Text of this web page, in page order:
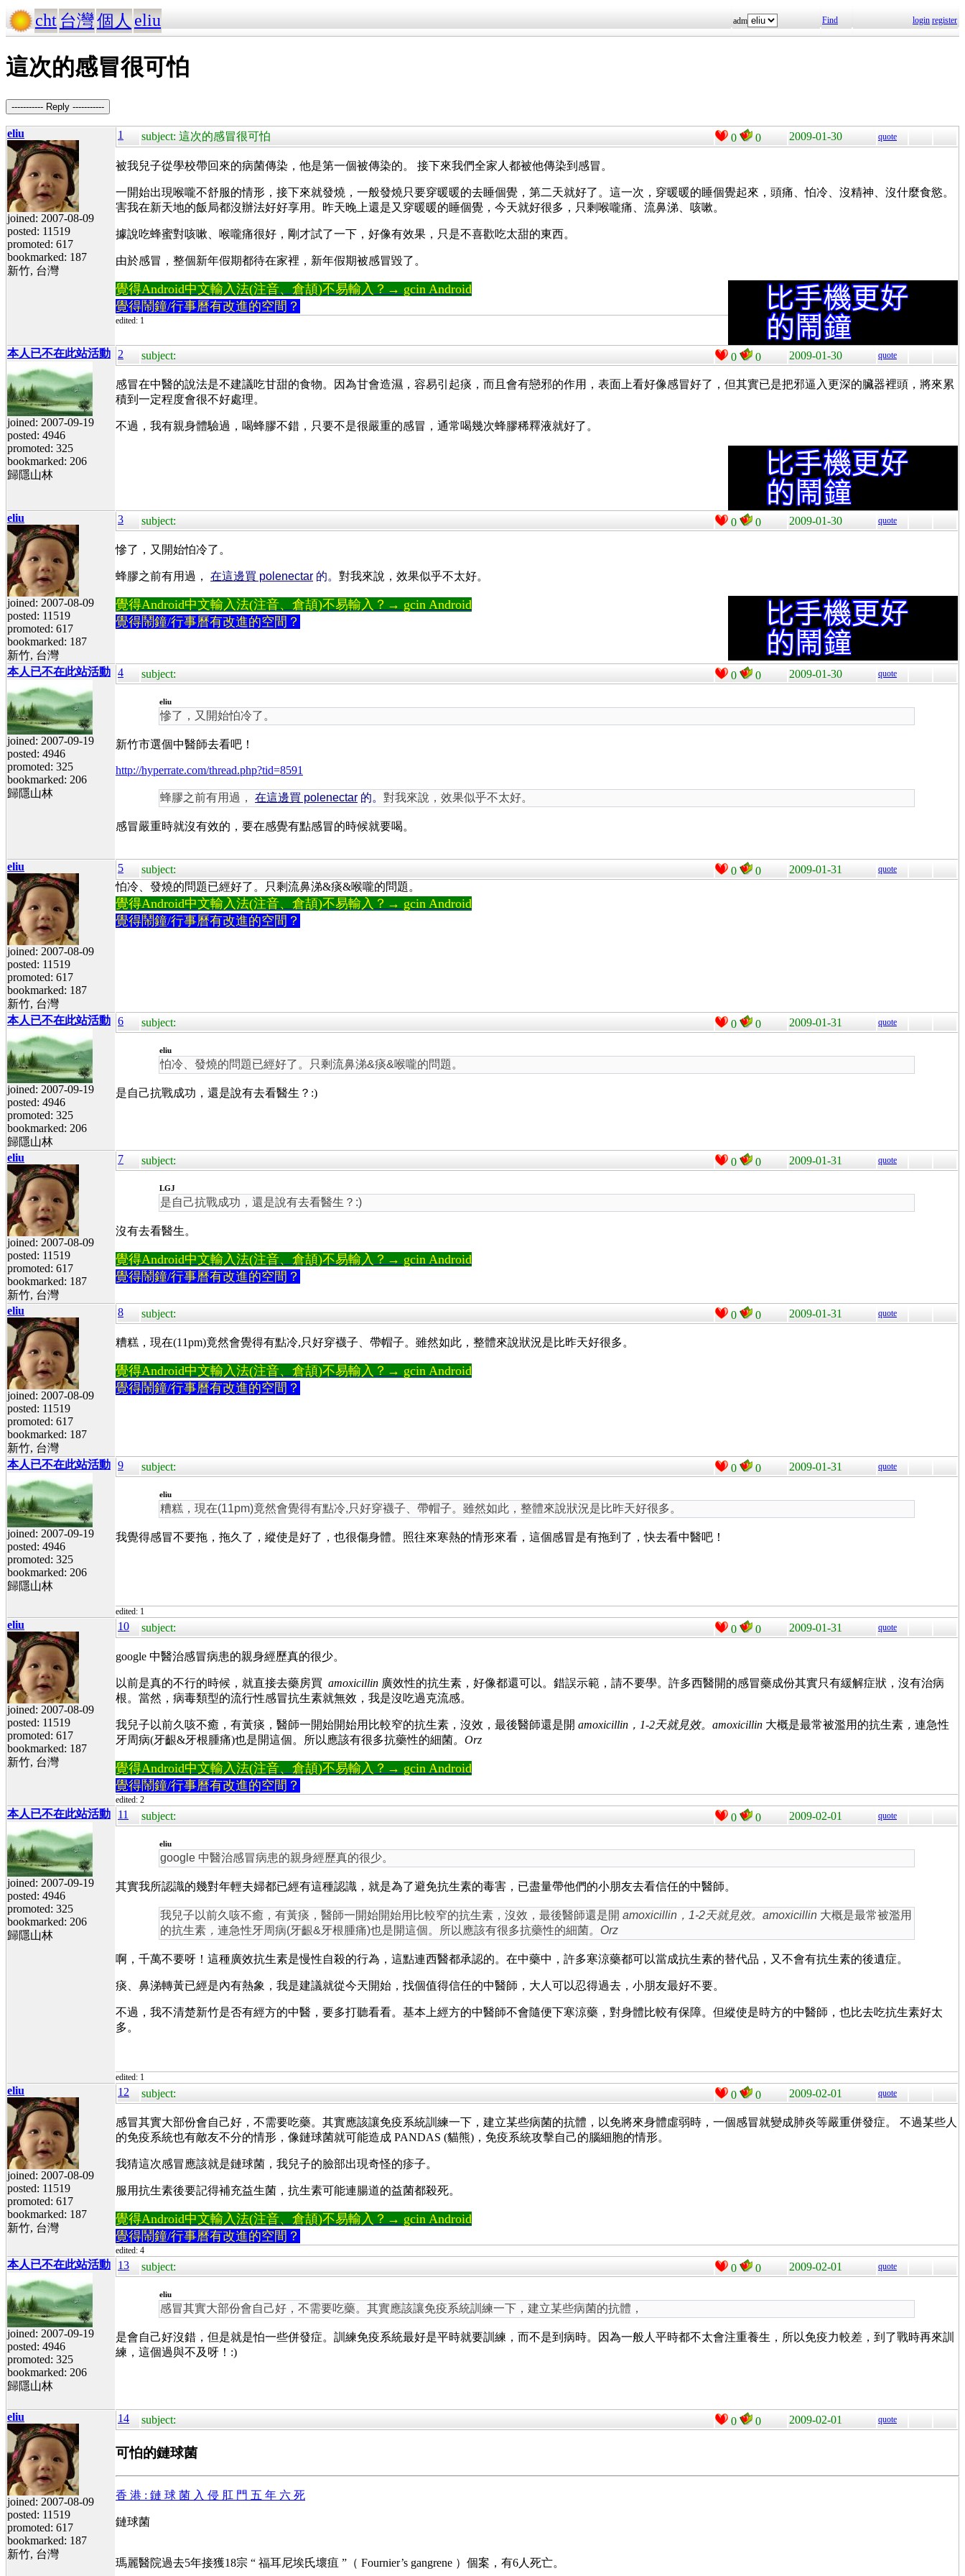
cht 台灣個人 eliu adm Find login register
這次的感冒很可怕
----------- Reply -----------
eliu
joined: 2007-08-09
posted: 11519
promoted: 617
bookmarked: 187
新竹, 台灣
1 subject: 這次的感冒很可怕 0 0 2009-01-30 quote
被我兒子從學校帶回來的病菌傳染，他是第一個被傳染的。 接下來我們全家人都被他傳染到感冒。
一開始出現喉嚨不舒服的情形，接下來就發燒，一般發燒只要穿暖暖的去睡個覺，第二天就好了。這一次，穿暖暖的睡個覺起來，頭痛、怕冷、沒精神、沒什麼食慾。
害我在新天地的飯局都沒辦法好好享用。昨天晚上還是又穿暖暖的睡個覺，今天就好很多，只剩喉嚨痛、流鼻涕、咳嗽。
據說吃蜂蜜對咳嗽、喉嚨痛很好，剛才試了一下，好像有效果，只是不喜歡吃太甜的東西。
由於感冒，整個新年假期都待在家裡，新年假期被感冒毀了。
覺得Android中文輸入法(注音、倉頡)不易輸入？→ gcin Android
覺得鬧鐘/行事曆有改進的空間？
edited: 1
本人已不在此站活動
joined: 2007-09-19
posted: 4946
promoted: 325
bookmarked: 206
歸隱山林
2 subject: 0 0 2009-01-30 quote
感冒在中醫的說法是不建議吃甘甜的食物。因為甘會造濕，容易引起痰，而且會有戀邪的作用，表面上看好像感冒好了，但其實已是把邪逼入更深的臟器裡頭，將來累
積到一定程度會很不好處理。
不過，我有親身體驗過，喝蜂膠不錯，只要不是很嚴重的感冒，通常喝幾次蜂膠稀釋液就好了。
eliu
joined: 2007-08-09
posted: 11519
promoted: 617
bookmarked: 187
新竹, 台灣
3 subject: 0 0 2009-01-30 quote
慘了，又開始怕冷了。
蜂膠之前有用過， 在這邊買 polenectar 的。 對我來說，效果似乎不太好。
覺得Android中文輸入法(注音、倉頡)不易輸入？→ gcin Android
覺得鬧鐘/行事曆有改進的空間？
本人已不在此站活動
joined: 2007-09-19
posted: 4946
promoted: 325
bookmarked: 206
歸隱山林
4 subject: 0 0 2009-01-30 quote
eliu
慘了，又開始怕冷了。
新竹市選個中醫師去看吧！
http://hyperrate.com/thread.php?tid=8591
蜂膠之前有用過， 在這邊買 polenectar 的。 對我來說，效果似乎不太好。
感冒嚴重時就沒有效的，要在感覺有點感冒的時候就要喝。
eliu
joined: 2007-08-09
posted: 11519
promoted: 617
bookmarked: 187
新竹, 台灣
5 subject: 0 0 2009-01-31 quote
怕冷、發燒的問題已經好了。只剩流鼻涕&痰&喉嚨的問題。
覺得Android中文輸入法(注音、倉頡)不易輸入？→ gcin Android
覺得鬧鐘/行事曆有改進的空間？
本人已不在此站活動
joined: 2007-09-19
posted: 4946
promoted: 325
bookmarked: 206
歸隱山林
6 subject: 0 0 2009-01-31 quote
eliu
怕冷、發燒的問題已經好了。只剩流鼻涕&痰&喉嚨的問題。
是自己抗戰成功，還是說有去看醫生？:)
eliu
joined: 2007-08-09
posted: 11519
promoted: 617
bookmarked: 187
新竹, 台灣
7 subject: 0 0 2009-01-31 quote
LGJ
是自己抗戰成功，還是說有去看醫生？:)
沒有去看醫生。
覺得Android中文輸入法(注音、倉頡)不易輸入？→ gcin Android
覺得鬧鐘/行事曆有改進的空間？
eliu
joined: 2007-08-09
posted: 11519
promoted: 617
bookmarked: 187
新竹, 台灣
8 subject: 0 0 2009-01-31 quote
糟糕，現在(11pm)竟然會覺得有點冷,只好穿襪子、帶帽子。雖然如此，整體來說狀況是比昨天好很多。
覺得Android中文輸入法(注音、倉頡)不易輸入？→ gcin Android
覺得鬧鐘/行事曆有改進的空間？
本人已不在此站活動
joined: 2007-09-19
posted: 4946
promoted: 325
bookmarked: 206
歸隱山林
9 subject: 0 0 2009-01-31 quote
eliu
糟糕，現在(11pm)竟然會覺得有點冷,只好穿襪子、帶帽子。雖然如此，整體來說狀況是比昨天好很多。
我覺得感冒不要拖，拖久了，縱使是好了，也很傷身體。照往來寒熱的情形來看，這個感冒是有拖到了，快去看中醫吧！
edited: 1
eliu
joined: 2007-08-09
posted: 11519
promoted: 617
bookmarked: 187
新竹, 台灣
10 subject: 0 0 2009-01-31 quote
google 中醫治感冒病患的親身經歷真的很少。
以前是真的不行的時候，就直接去藥房買 amoxicillin 廣效性的抗生素，好像都還可以。錯誤示範，請不要學。許多西醫開的感冒藥成份其實只有緩解症狀，沒有治病
根。當然，病毒類型的流行性感冒抗生素就無效，我是沒吃過克流感。
我兒子以前久咳不癒，有黃痰，醫師一開始開始用比較窄的抗生素，沒效，最後醫師還是開 amoxicillin，1-2天就見效。 amoxicillin 大概是最常被濫用的抗生素 ， 連急性
牙周病(牙齦&牙根腫痛)也是開這個。所以應該有很多抗藥性的細菌。Orz
覺得Android中文輸入法(注音、倉頡)不易輸入？→ gcin Android
覺得鬧鐘/行事曆有改進的空間？
edited: 2
本人已不在此站活動
joined: 2007-09-19
posted: 4946
promoted: 325
bookmarked: 206
歸隱山林
11 subject: 0 0 2009-02-01 quote
eliu
google 中醫治感冒病患的親身經歷真的很少。
其實我所認識的幾對年輕夫婦都已經有這種認識，就是為了避免抗生素的毒害，已盡量帶他們的小朋友去看信任的中醫師。
我兒子以前久咳不癒，有黃痰，醫師一開始開始用比較窄的抗生素，沒效，最後醫師還是開 amoxicillin，1-2天就見效。 amoxicillin 大概是最常被濫用
的抗生素 ， 連急性牙周病(牙齦&牙根腫痛)也是開這個。所以應該有很多抗藥性的細菌。Orz
啊，千萬不要呀！這種廣效抗生素是慢性自殺的行為，這點連西醫都承認的。在中藥中，許多寒涼藥都可以當成抗生素的替代品，又不會有抗生素的後遺症。
痰、鼻涕轉黃已經是內有熱象，我是建議就從今天開始，找個值得信任的中醫師，大人可以忍得過去，小朋友最好不要。
不過，我不清楚新竹是否有經方的中醫，要多打聽看看。基本上經方的中醫師不會隨便下寒涼藥，對身體比較有保障。但縱使是時方的中醫師，也比去吃抗生素好太
多。
edited: 1
eliu
joined: 2007-08-09
posted: 11519
promoted: 617
bookmarked: 187
新竹, 台灣
12 subject: 0 0 2009-02-01 quote
感冒其實大部份會自己好，不需要吃藥。其實應該讓免疫系統訓練一下，建立某些病菌的抗體，以免將來身體虛弱時，一個感冒就變成肺炎等嚴重併發症。 不過某些人
的免疫系統也有敵友不分的情形，像鏈球菌就可能造成 PANDAS (貓熊)，免疫系統攻擊自己的腦細胞的情形。
我猜這次感冒應該就是鏈球菌，我兒子的臉部出現奇怪的疹子。
服用抗生素後要記得補充益生菌，抗生素可能連腸道的益菌都殺死。
覺得Android中文輸入法(注音、倉頡)不易輸入？→ gcin Android
覺得鬧鐘/行事曆有改進的空間？
edited: 4
本人已不在此站活動
joined: 2007-09-19
posted: 4946
promoted: 325
bookmarked: 206
歸隱山林
13 subject: 0 0 2009-02-01 quote
eliu
感冒其實大部份會自己好，不需要吃藥。其實應該讓免疫系統訓練一下，建立某些病菌的抗體，
是會自己好沒錯，但是就是怕一些併發症。訓練免疫系統最好是平時就要訓練，而不是到病時。因為一般人平時都不太會注重養生，所以免疫力較差，到了戰時再來訓
練，這個過與不及呀！:)
eliu
joined: 2007-08-09
posted: 11519
promoted: 617
bookmarked: 187
新竹, 台灣
14 subject: 0 0 2009-02-01 quote
可怕的鏈球菌
香 港 : 鏈 球 菌 入 侵 肛 門 五 年 六 死
鏈球菌
瑪麗醫院過去5年接獲18宗 “ 福耳尼埃氏壞疽 ”（ Fournier’s gangrene ）個案，有6人死亡。